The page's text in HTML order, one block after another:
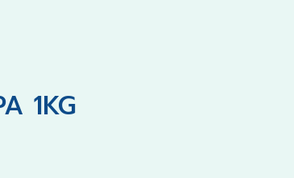
1KG